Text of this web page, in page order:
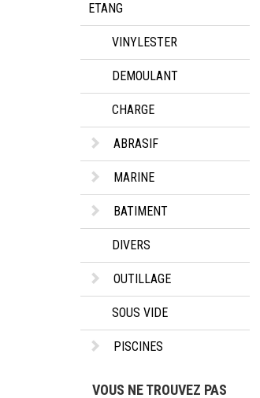
ETANG
VINYLESTER
DEMOULANT
CHARGE
ABRASIF
MARINE
BATIMENT
DIVERS
OUTILLAGE
SOUS VIDE
PISCINES
VOUS NE TROUVEZ PAS